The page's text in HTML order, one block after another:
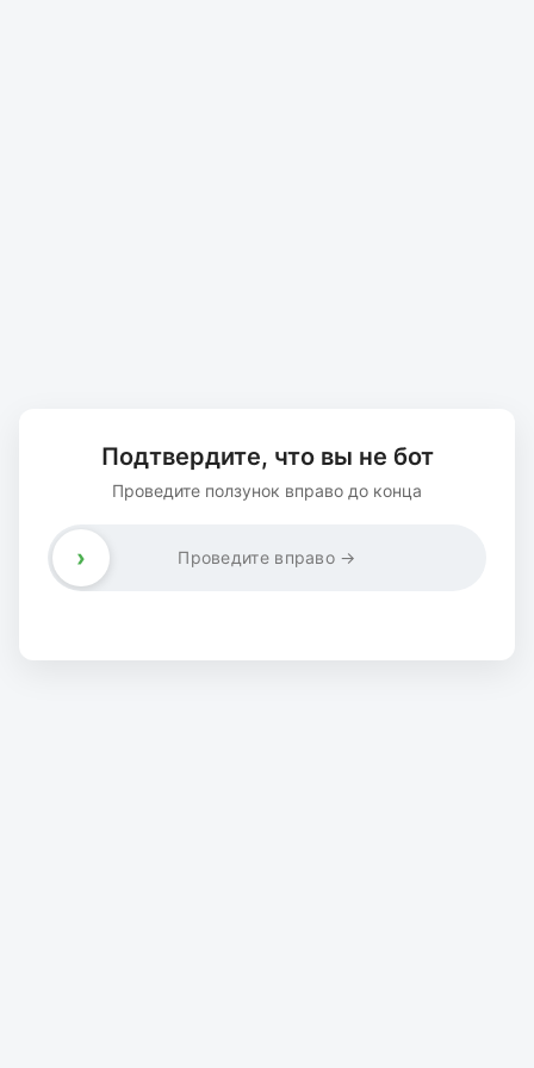
Подтвердите, что вы не бот
Проведите ползунок вправо до конца
Проведите вправо →
›